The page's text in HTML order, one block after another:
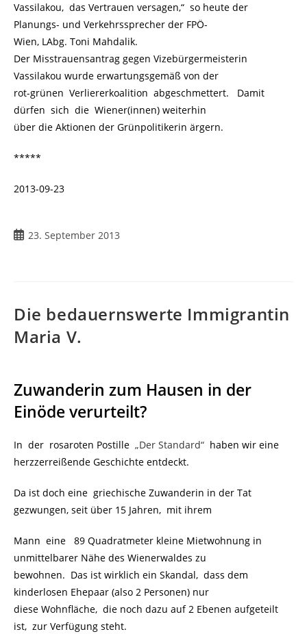
Vassilakou, das Vertrauen versagen,“ so heute der
Planungs- und Verkehrssprecher der FPÖ-
Wien, LAbg. Toni Mahdalik.
Der Misstrauensantrag gegen Vizebürgermeisterin
Vassilakou wurde erwartungsgemäß von der
rot-grünen Verliererkoalition abgeschmettert. Damit
dürfen sich die Wiener(innen) weiterhin
über die Aktionen der Grünpolitikerin ärgern.
*****
2013-09-23
23. September 2013
Die bedauernswerte Immigrantin
Maria V.
Zuwanderin zum Hausen in der
Einöde verurteilt?
In der rosaroten Postille „Der Standard“ haben wir eine
herzzerreißende Geschichte entdeckt.
Da ist doch eine griechische Zuwanderin in der Tat
gezwungen, seit über 15 Jahren, mit ihrem
Mann eine 89 Quadratmeter kleine Mietwohnung in
unmittelbarer Nähe des Wienerwaldes zu
bewohnen. Das ist wirklich ein Skandal, dass dem
kinderlosen Ehepaar (also 2 Personen) nur
diese Wohnfläche, die noch dazu auf 2 Ebenen aufgeteilt
ist, zur Verfügung steht.